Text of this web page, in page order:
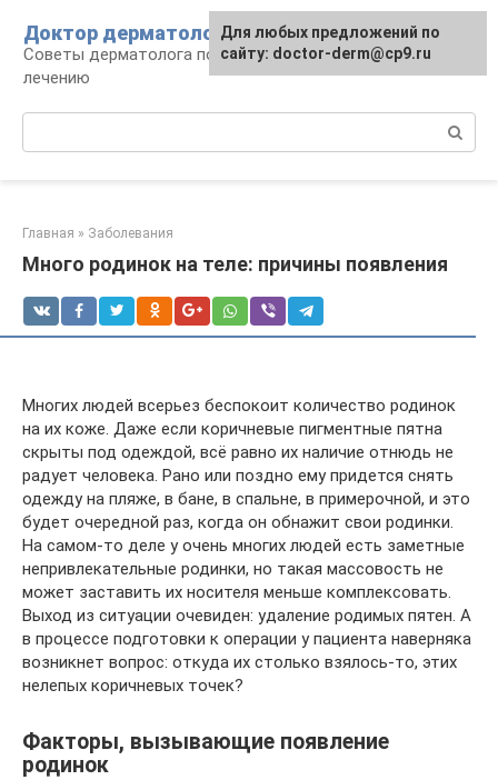
контенту
Доктор дерматолог
Советы дерматолога по уходу за кожей и
лечению
Главная » Заболевания
Много родинок на теле: причины появления
Многих людей всерьез беспокоит количество родинок
на их коже. Даже если коричневые пигментные пятна
скрыты под одеждой, всё равно их наличие отнюдь не
радует человека. Рано или поздно ему придется снять
одежду на пляже, в бане, в спальне, в примерочной, и это
будет очередной раз, когда он обнажит свои родинки.
На самом-то деле у очень многих людей есть заметные
непривлекательные родинки, но такая массовость не
может заставить их носителя меньше комплексовать.
Выход из ситуации очевиден: удаление родимых пятен. А
в процессе подготовки к операции у пациента наверняка
возникнет вопрос: откуда их столько взялось-то, этих
нелепых коричневых точек?
Факторы, вызывающие появление
родинок
Для любых предложений по
сайту: doctor-derm@cp9.ru